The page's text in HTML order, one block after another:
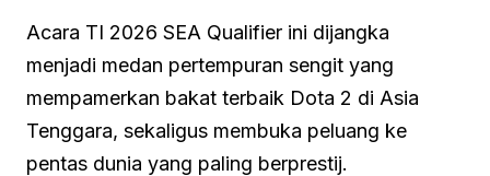
Acara TI 2026 SEA Qualifier ini dijangka
menjadi medan pertempuran sengit yang
mempamerkan bakat terbaik Dota 2 di Asia
Tenggara, sekaligus membuka peluang ke
pentas dunia yang paling berprestij.